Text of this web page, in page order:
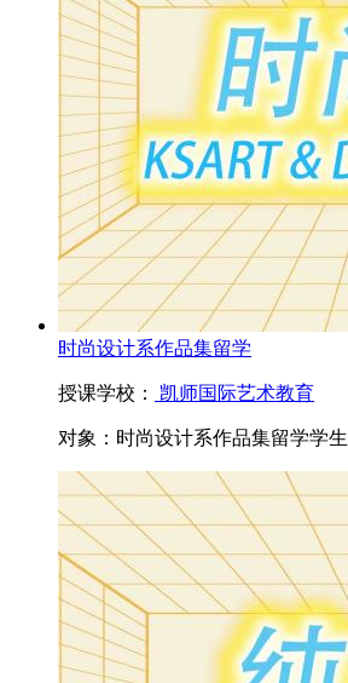
时尚设计系作品集留学
授课学校： 凯师国际艺术教育
对象： 时尚设计系作品集留学学生